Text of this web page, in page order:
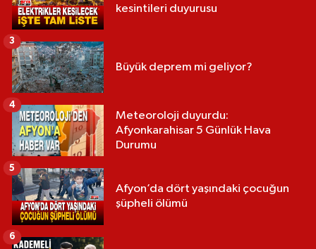
kesintileri duyurusu
Büyük deprem mi geliyor?
3
Meteoroloji duyurdu:
Afyonkarahisar 5 Günlük Hava
Durumu
4
Afyon’da dört yaşındaki çocuğun
şüpheli ölümü
5
6